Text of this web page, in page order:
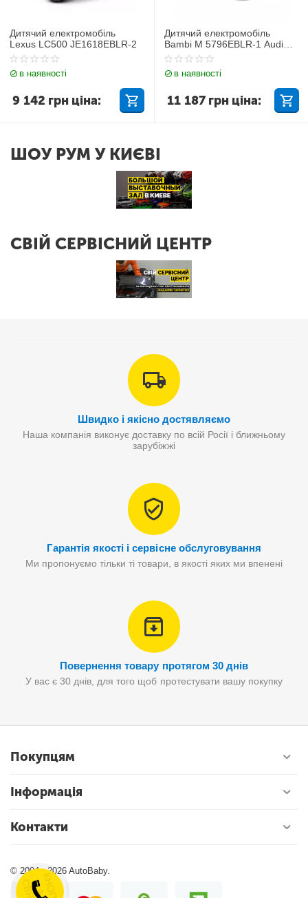
Дитячий електромобіль
Lexus LC500 JE1618EBLR-2
в наявності
9 142 грн ціна:
Дитячий електромобіль
Bambi M 5796EBLR-1 Audi
Q7
в наявності
11 187 грн ціна:
ШОУ РУМ У КИЄВІ
СВІЙ СЕРВІСНИЙ ЦЕНТР
Швидко і якісно достявляємо
Наша компанія виконує доставку по всій Росії і ближньому
зарубіжжі
Гарантія якості і сервісне обслуговування
Ми пропонуємо тільки ті товари, в якості яких ми впенені
Повернення товару протягом 30 днів
У вас є 30 днів, для того щоб протестувати вашу покупку
Покупцям
Інформація
Контакти
© 2004 - 2026 AutoBaby.